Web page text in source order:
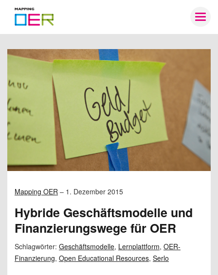
Mapping
OER
Mapping OER – 1. Dezember 2015
Hybride Geschäftsmodelle und
Finanzierungswege für OER
Schlagwörter: Geschäftsmodelle, Lernplattform, OER-
Finanzierung, Open Educational Resources, Serlo